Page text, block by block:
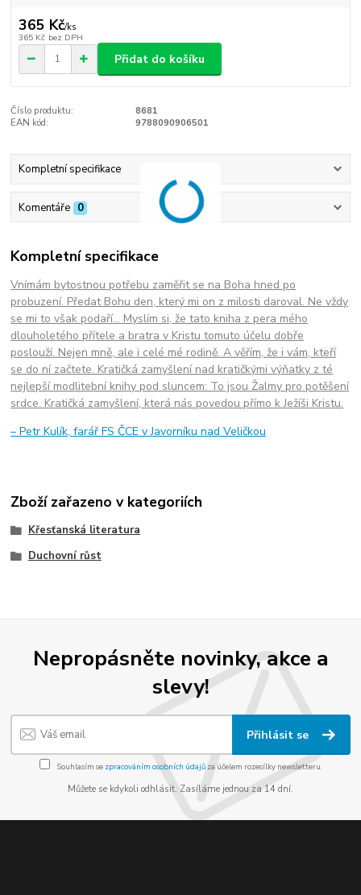
365 Kč/ks
365 Kč bez DPH
Přidat do košíku
Číslo produktu:
8681
EAN kód:
9788090906501
Kompletní specifikace
Komentáře 0
Kompletní specifikace
Vnímám bytostnou potřebu zaměřit se na Boha hned po
probuzení. Předat Bohu den, který mi on z milosti daroval. Ne vždy
se mi to však podaří… Myslím si, že tato kniha z pera mého
dlouholetého přítele a bratra v Kristu tomuto účelu dobře
poslouží. Nejen mně, ale i celé mé rodině. A věřím, že i vám, kteří
se do ní začtete. Kratičká zamyšlení nad kratičkými výňatky z té
nejlepší modlitební knihy pod sluncem: To jsou Žalmy pro potěšení
srdce. Kratičká zamyšlení, která nás povedou přímo k Ježíši Kristu.
– Petr Kulík, farář FS ČCE v Javorníku nad Veličkou
Zboží zařazeno v kategoriích
Křesťanská literatura
Duchovní růst
Nepropásněte novinky, akce a
slevy!
Přihlásit se
Souhlasím se zpracováním osobních údajůza účelem rozesílky newsletteru.
Můžete se kdykoli odhlásit. Zasíláme jednou za 14 dní.